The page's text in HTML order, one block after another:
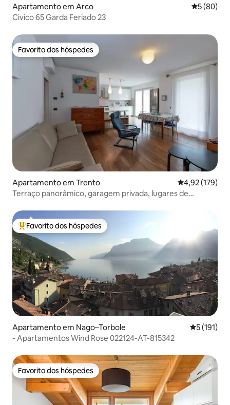
Apartamento em Arco
5 (80)
Civico 65 Garda Feriado 23
Favorito dos hóspedes
Favorito dos hóspedes
Apartamento em Trento Classificação
4,92 (179)
Terraço panorâmico, garagem privada, lugares de
Favoritos dos hóspedes mais apreciados
Favorito dos hóspedes
Apartamento em Nago–Torbole
5 (191)
- Apartamentos Wind Rose 022124-AT-815342
Favorito dos hóspedes
Favorito dos hóspedes